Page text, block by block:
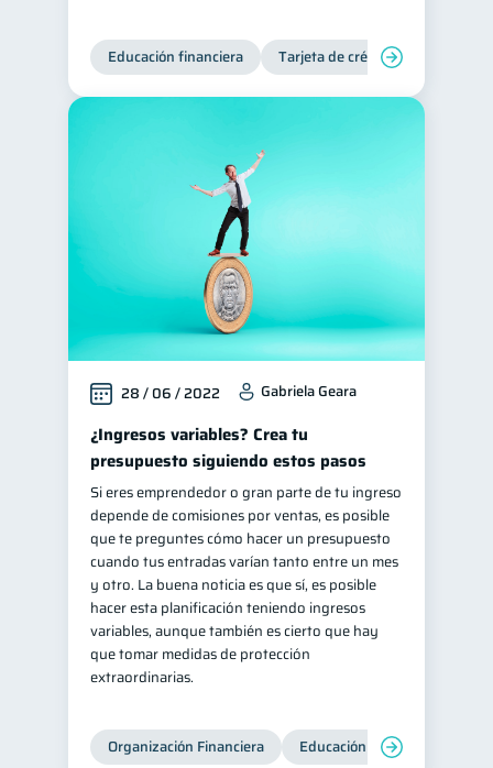
Educación financiera Tarjeta de crédito
28 / 06 / 2022 Gabriela Geara
¿Ingresos variables? Crea tu
presupuesto siguiendo estos pasos
Si eres emprendedor o gran parte de tu ingreso
depende de comisiones por ventas, es posible
que te preguntes cómo hacer un presupuesto
cuando tus entradas varían tanto entre un mes
y otro. La buena noticia es que sí, es posible
hacer esta planificación teniendo ingresos
variables, aunque también es cierto que hay
que tomar medidas de protección
extraordinarias.
Organización Financiera Educación financiera